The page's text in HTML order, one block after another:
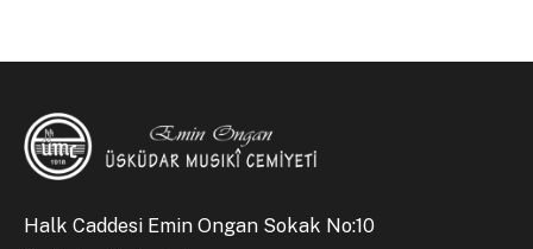
Halk Caddesi Emin Ongan Sokak No:10